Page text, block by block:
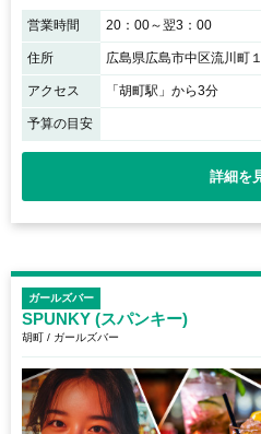
営業時間 20：00～翌3：00
住所 広島県広島市中区流川町
アクセス 「胡町駅」から3分
予算の目安
詳細を
ガールズバー
SPUNKY (スパンキー)
胡町 / ガールズバー